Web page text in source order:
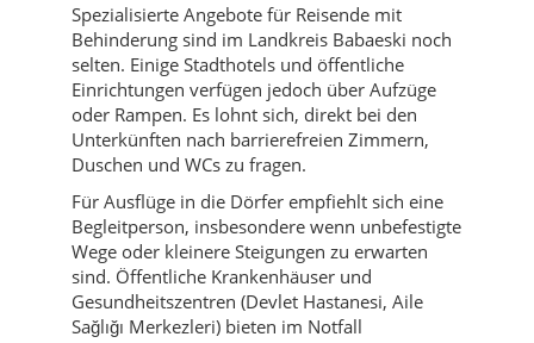
Spezialisierte Angebote für Reisende mit
Behinderung sind im Landkreis Babaeski noch
selten. Einige Stadthotels und öffentliche
Einrichtungen verfügen jedoch über Aufzüge
oder Rampen. Es lohnt sich, direkt bei den
Unterkünften nach barrierefreien Zimmern,
Duschen und WCs zu fragen.
Für Ausflüge in die Dörfer empfiehlt sich eine
Begleitperson, insbesondere wenn unbefestigte
Wege oder kleinere Steigungen zu erwarten
sind. Öffentliche Krankenhäuser und
Gesundheitszentren (Devlet Hastanesi, Aile
Sağlığı Merkezleri) bieten im Notfall